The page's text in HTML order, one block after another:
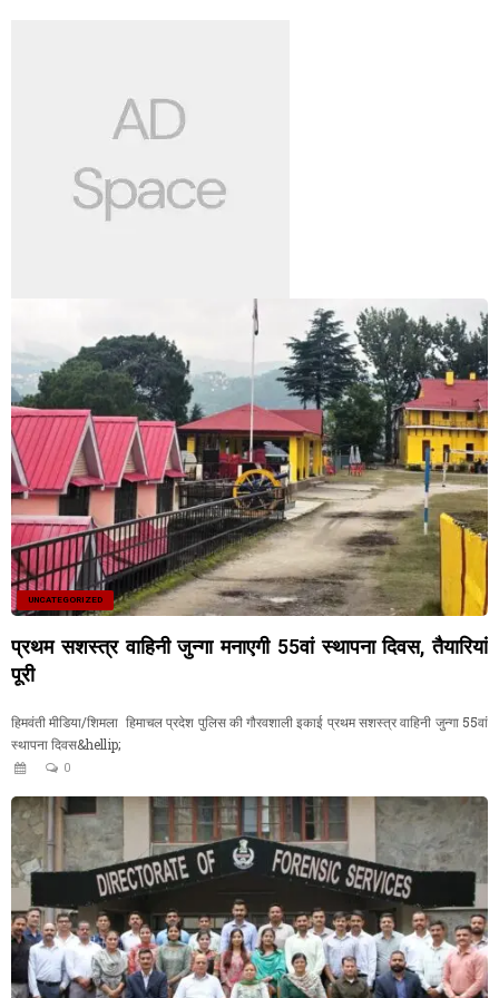
UNCATEGORIZED
प्रथम सशस्त्र वाहिनी जुन्गा मनाएगी 55वां स्थापना दिवस, तैयारियां
पूरी
हिमवंती मीडिया/शिमला हिमाचल प्रदेश पुलिस की गौरवशाली इकाई प्रथम सशस्त्र वाहिनी जुन्गा 55वां
स्थापना दिवस&hellip;
0